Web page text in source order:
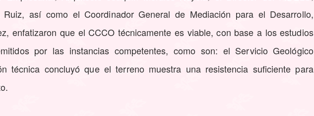
Ruiz, así como el Coordinador General de Mediación para el Desarrollo,
enfatizaron que el CCCO técnicamente es viable, con base a los estudios
por las instancias competentes, como son: el Servicio Geológico
técnica concluyó que el terreno muestra una resistencia suficiente para